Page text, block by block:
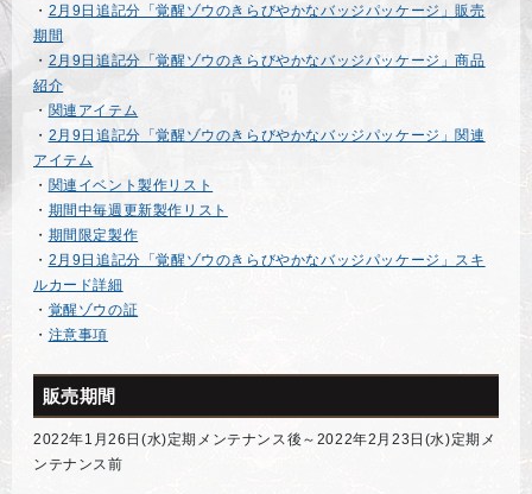
・ 2月9日追記分「覚醒ゾウのきらびやかなバッジパッケージ」販売
期間
・ 2月9日追記分「覚醒ゾウのきらびやかなバッジパッケージ」商品
紹介
・ 関連アイテム
・ 2月9日追記分「覚醒ゾウのきらびやかなバッジパッケージ」関連
アイテム
・ 関連イベント製作リスト
・ 期間中毎週更新製作リスト
・ 期間限定製作
・ 2月9日追記分「覚醒ゾウのきらびやかなバッジパッケージ」スキ
ルカード詳細
・ 覚醒ゾウの証
・ 注意事項
販売期間
2022年1月26日(水)定期メンテナンス後～2022年2月23日(水)定期メ
ンテナンス前